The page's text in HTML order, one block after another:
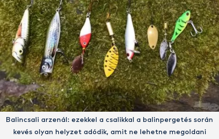
Balincsali arzenál: ezekkel a csalikkal a balinpergetés során
kevés olyan helyzet adódik, amit ne lehetne megoldani